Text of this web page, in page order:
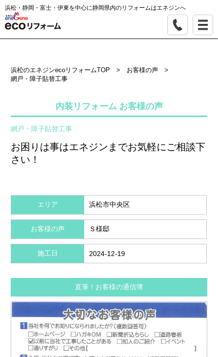
浜松・静岡・富士・伊東を中心に静岡県内のリフォームはエネジンへ
浜松のエネジンecoリフォームTOP > お客様の声 >
網戸・障子貼替工事
内装リフォーム お客様の声
網戸・障子貼替工事
お困りは事はエネジンまでお気軽にご相談下
さい！
エリア 浜松市中央区
お客様の声 Ｓ様邸
施工日 2024-12-19
直筆！お客様の通信簿